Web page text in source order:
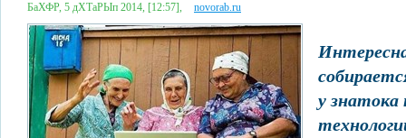
БаХФР, 5 дХТаРЫп 2014, [12:57], novorab.ru
у